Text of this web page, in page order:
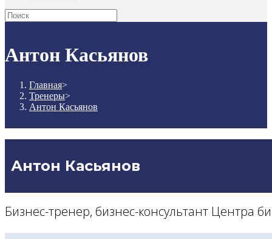
Антон Касьянов
Главная>
Тренеры>
Антон Касьянов
Антон Касьянов
Бизнес-тренер, бизнес-консультант Центра